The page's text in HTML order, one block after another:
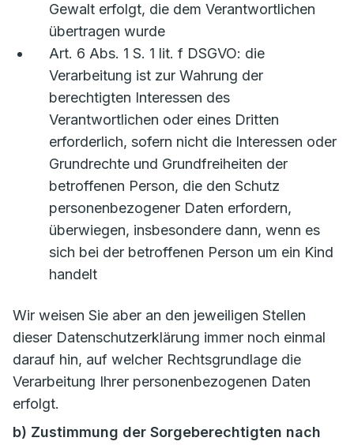
Gewalt erfolgt, die dem Verantwortlichen
übertragen wurde
Art. 6 Abs. 1 S. 1 lit. f DSGVO: die
Verarbeitung ist zur Wahrung der
berechtigten Interessen des
Verantwortlichen oder eines Dritten
erforderlich, sofern nicht die Interessen oder
Grundrechte und Grundfreiheiten der
betroffenen Person, die den Schutz
personenbezogener Daten erfordern,
überwiegen, insbesondere dann, wenn es
sich bei der betroffenen Person um ein Kind
handelt
Wir weisen Sie aber an den jeweiligen Stellen
dieser Datenschutzerklärung immer noch einmal
darauf hin, auf welcher Rechtsgrundlage die
Verarbeitung Ihrer personenbezogenen Daten
erfolgt.
b) Zustimmung der Sorgeberechtigten nach